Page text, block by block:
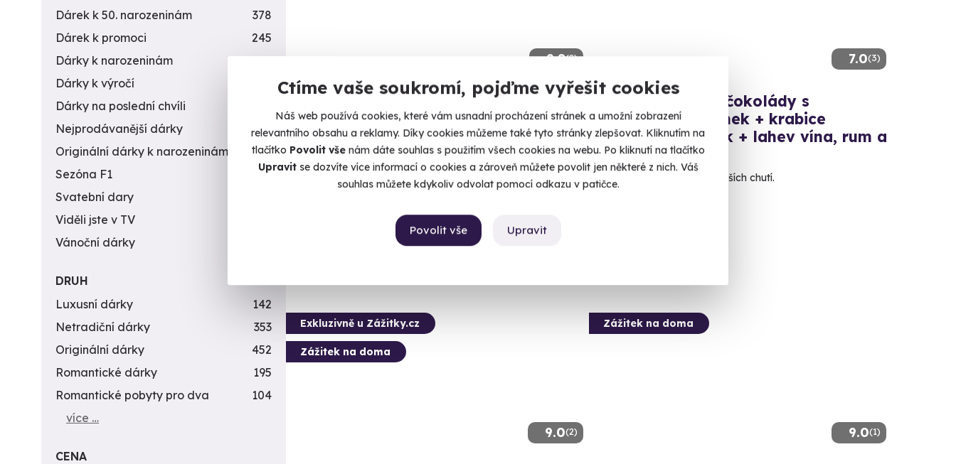
Ctíme vaše soukromí, pojďme vyřešit cookies
Náš web používá cookies, které vám usnadní procházení stránek a umožní zobrazení
relevantního obsahu a reklamy. Díky cookies můžeme také tyto stránky zlepšovat. Kliknutím na
tlačítko Povolit vše nám dáte souhlas s použitím všech cookies na webu. Po kliknutí na tlačítko
Upravitse dozvíte více informací o cookies a zároveň můžete povolit jen některé z nich. Váš
souhlas můžete kdykoliv odvolat pomocí odkazu v patičce.
Upravit
Povolit vše
9.8(2)
Dárkový balíček šesti druhů vín od
Pierra Richarda a Gérarda Depardieu +
videodegustace se someliérem
Originální dárek pro všechny vinaře a filmové fanoušky.
U vás doma
7.0(3)
Domácí párování čokolády s
čokoládovnou Janek + krabice
čokolád a pralinek + lahev vína, rum a
balíček kávy
Užijte si propojení těch nejlepších chutí.
9.0(2)
Exkluzivně u Zážitky.cz
Zážitek na doma
9.0(1)
Zážitek na doma
Dárek k 50. narozeninám
378
Dárek k promoci
245
Dárky k narozeninám
551
Dárky k výročí
Dárky na poslední chvíli
Nejprodávanější dárky
56
Originální dárky k narozeninám
422
Sezóna F1
4
Svatební dary
Viděli jste v TV
Vánoční dárky
DRUH
Luxusní dárky
142
Netradiční dárky
353
Originální dárky
452
Romantické dárky
195
Romantické pobyty pro dva
104
více …
CENA